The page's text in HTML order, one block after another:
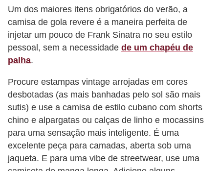
Um dos maiores itens obrigatórios do verão, a
camisa de gola revere é a maneira perfeita de
injetar um pouco de Frank Sinatra no seu estilo
pessoal, sem a necessidade de um chapéu de
palha.
Procure estampas vintage arrojadas em cores
desbotadas (as mais banhadas pelo sol são mais
sutis) e use a camisa de estilo cubano com shorts
chino e alpargatas ou calças de linho e mocassins
para uma sensação mais inteligente. É uma
excelente peça para camadas, aberta sob uma
jaqueta. E para uma vibe de streetwear, use uma